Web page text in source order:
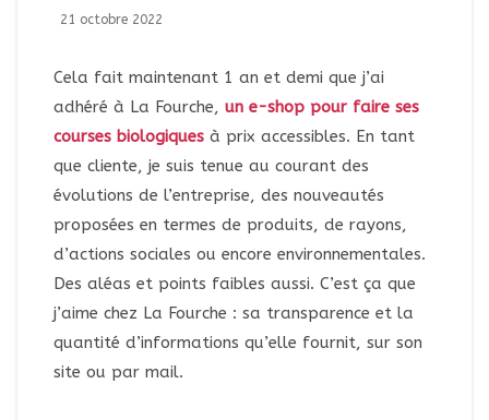
21 octobre 2022
Cela fait maintenant 1 an et demi que j’ai
adhéré à La Fourche, un e-shop pour faire ses
courses biologiquesà prix accessibles. En tant
que cliente, je suis tenue au courant des
évolutions de l’entreprise, des nouveautés
proposées en termes de produits, de rayons,
d’actions sociales ou encore environnementales.
Des aléas et points faibles aussi. C’est ça que
j’aime chez La Fourche : sa transparence et la
quantité d’informations qu’elle fournit, sur son
site ou par mail.